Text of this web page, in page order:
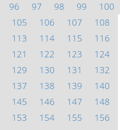
96 97 98 99
100
105 106 107
108
113 114 115
116
121 122 123
124
129 130 131
132
137 138 139
140
145 146 147
148
153 154 155
156